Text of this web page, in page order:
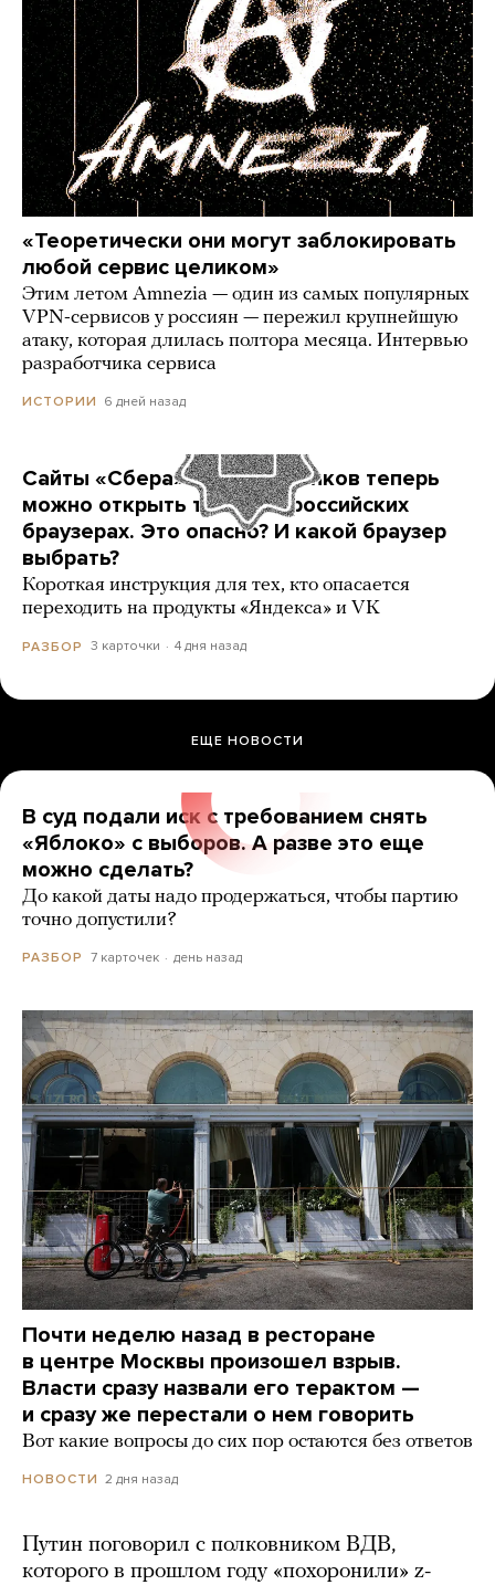
«Теоретически они могут заблокировать
любой сервис целиком»
Этим летом Amnezia — один из самых популярных
VPN-сервисов у россиян — пережил крупнейшую
атаку, которая длилась полтора месяца. Интервью
разработчика сервиса
ИСТОРИИ 6 дней назад
Сайты «Сбера» и других банков теперь
можно открыть только в российских
браузерах. Это опасно? И какой браузер
выбрать?
Короткая инструкция для тех, кто опасается
переходить на продукты «Яндекса» и VK
РАЗБОР 3 карточки 4 дня назад
ЕЩЕ НОВОСТИ
В суд подали иск с требованием снять
«Яблоко» с выборов. А разве это еще
можно сделать?
До какой даты надо продержаться, чтобы партию
точно допустили?
РАЗБОР 7 карточек день назад
Почти неделю назад в ресторане
в центре Москвы произошел взрыв.
Власти сразу назвали его терактом —
и сразу же перестали о нем говорить
Вот какие вопросы до сих пор остаются без ответов
НОВОСТИ 2 дня назад
Путин поговорил с полковником ВДВ,
которого в прошлом году «похоронили» z-